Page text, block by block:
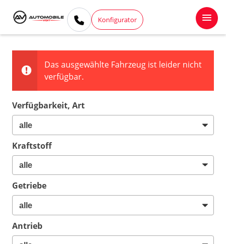
Konfigurator
Das ausgewählte Fahrzeug ist leider nicht
verfügbar.
Verfügbarkeit, Art
Kraftstoff
Getriebe
Antrieb